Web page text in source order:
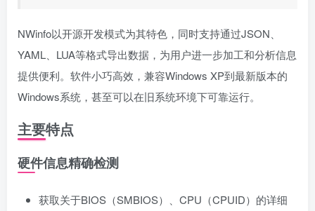
NWinfo以开源开发模式为其特色，同时支持通过JSON、
YAML、LUA等格式导出数据，为用户进一步加工和分析信息
提供便利。软件小巧高效，兼容Windows XP到最新版本的
Windows系统，甚至可以在旧系统环境下可靠运行。
主要特点
硬件信息精确检测
获取关于BIOS（SMBIOS）、CPU（CPUID）的详细